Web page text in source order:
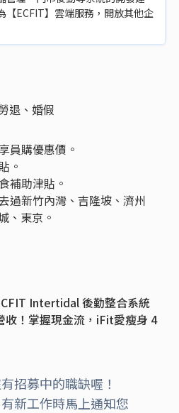
【ECFIT】雲端服務，開放其他企
退、婚假
員購優惠價。
。
補助津貼。
過新竹內灣、吉隆坡、濟州
、東京。
Intertidal 後勤整合系統
收！掌握現金流，iFit愛瘦身 4
招募中的職缺喔！
新工作時馬上通知您